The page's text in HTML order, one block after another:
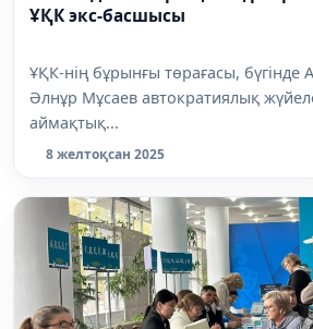
ҰҚК экс-басшысы
ҰҚК-нің бұрынғы төрағасы, бүгінде
Әлнұр Мұсаев автократиялық
аймақтық...
8 желтоқсан 2025